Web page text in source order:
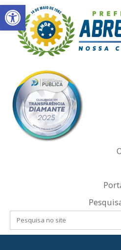
Abrir a barra de ferramentas
Skip
to
content